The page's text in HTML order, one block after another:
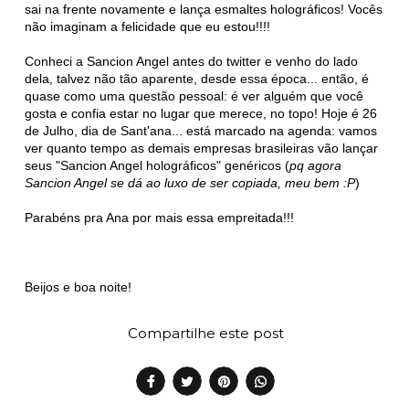
sai na frente novamente e lança esmaltes holográficos! Vocês
não imaginam a felicidade que eu estou!!!!
Conheci a Sancion Angel antes do twitter e venho do lado
dela, talvez não tão aparente, desde essa época... então, é
quase como uma questão pessoal: é ver alguém que você
gosta e confia estar no lugar que merece, no topo! Hoje é 26
de Julho, dia de Sant'ana... está marcado na agenda: vamos
ver quanto tempo as demais empresas brasileiras vão lançar
seus "Sancion Angel holográficos" genéricos (pq agora
Sancion Angel se dá ao luxo de ser copiada, meu bem :P)
Parabéns pra Ana por mais essa empreitada!!!
Beijos e boa noite!
Compartilhe este post